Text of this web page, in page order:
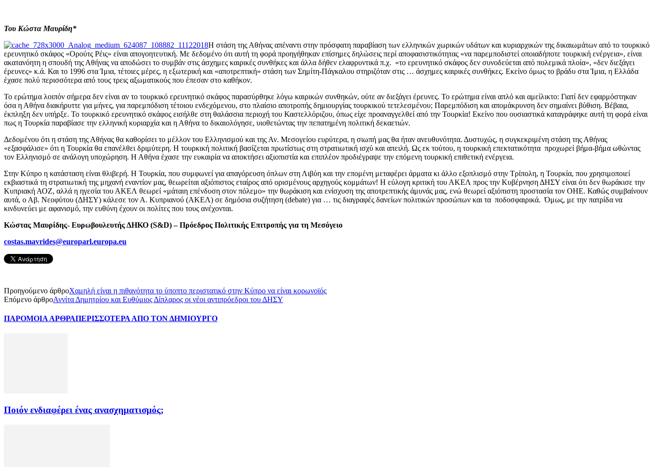
Του Κώστα Μαυρίδη*
Η στάση της Αθήνας απέναντι στην πρόσφατη παραβίαση των ελληνικών χωρικών υδάτων και κυριαρχικών της δικαιωμάτων από το τουρκικό
ερευνητικό σκάφος «Ορούτς Ρέις» είναι απογοητευτική. Με δεδομένο ότι αυτή τη φορά προηγήθηκαν επίσημες δηλώσεις περί αποφασιστικότητας «να παρεμποδιστεί οποιαδήποτε τουρκική ενέργεια», είναι
ακατανόητη η σπουδή της Αθήνας να αποδώσει το συμβάν στις άσχημες καιρικές συνθήκες και άλλα δήθεν ελαφρυντικά π.χ. «το ερευνητικό σκάφος δεν συνοδεύεται από πολεμικά πλοία», «δεν διεξάγει
έρευνες» κ.ά. Και το 1996 στα Ίμια, τέτοιες μέρες, η εξωτερική και «αποτρεπτική» στάση των Σημίτη-Πάγκαλου στηριζόταν στις … άσχημες καιρικές συνθήκες. Εκείνο όμως το βράδυ στα Ίμια, η Ελλάδα
έχασε πολύ περισσότερα από τους τρεις αξωματικούς που έπεσαν στο καθήκον.
Το ερώτημα λοιπόν σήμερα δεν είναι αν το τουρκικό ερευνητικό σκάφος παρασύρθηκε λόγω καιρικών συνθηκών, ούτε αν διεξάγει έρευνες. Το ερώτημα είναι απλό και αμείλικτο: Γιατί δεν εφαρμόστηκαν
όσα η Αθήνα διακήρυττε για μήνες, για παρεμπόδιση τέτοιου ενδεχόμενου, στο πλαίσιο αποτροπής δημιουργίας τουρκικού τετελεσμένου; Παρεμπόδιση και απομάκρυνση δεν σημαίνει βύθιση. Βέβαια,
έκπληξη δεν υπήρξε. Το τουρκικό ερευνητικό σκάφος εισήλθε στη θαλάσσια περιοχή του Καστελλόριζου, όπως είχε προαναγγελθεί από την Τουρκία! Εκείνο που ουσιαστικά καταγράφηκε αυτή τη φορά είναι
πως η Τουρκία παραβίασε την ελληνική κυριαρχία και η Αθήνα το δικαιολόγησε, υιοθετώντας την πεπατημένη πολιτική δεκαετιών.
Δεδομένου ότι η στάση της Αθήνας θα καθορίσει το μέλλον του Ελληνισμού και της Αν. Μεσογείου ευρύτερα, η σιωπή μας θα ήταν ανευθυνότητα. Δυστυχώς, η συγκεκριμένη στάση της Αθήνας
«εξασφάλισε» ότι η Τουρκία θα επανέλθει δριμύτερη. Η τουρκική πολιτική βασίζεται πρωτίστως στη στρατιωτική ισχύ και απειλή. Ως εκ τούτου, η τουρκική επεκτατικότητα προχωρεί βήμα-βήμα ωθώντας
τον Ελληνισμό σε ανάλογη υποχώρηση. Η Αθήνα έχασε την ευκαιρία να αποκτήσει αξιοπιστία και επιπλέον προδιέγραψε την επόμενη τουρκική επιθετική ενέργεια.
Στην Κύπρο η κατάσταση είναι θλιβερή. Η Τουρκία, που συμφωνεί για απαγόρευση όπλων στη Λιβύη και την επομένη μεταφέρει άρματα κι άλλο εξοπλισμό στην Τρίπολη, η Τουρκία, που χρησιμοποιεί
εκβιαστικά τη στρατιωτική της μηχανή εναντίον μας, θεωρείται αξιόπιστος εταίρος από ορισμένους αρχηγούς κομμάτων! Η εύλογη κριτική του ΑΚΕΛ προς την Κυβέρνηση ΔΗΣΥ είναι ότι δεν θωράκισε την
Κυπριακή ΑΟΖ, αλλά η ηγεσία του ΑΚΕΛ θεωρεί «μάταιη επένδυση στον πόλεμο» την θωράκιση και ενίσχυση της αποτρεπτικής άμυνάς μας, ενώ θεωρεί αξιόπιστη προστασία τον ΟΗΕ. Καθώς συμβαίνουν
αυτά, ο Αβ. Νεοφύτου (ΔΗΣΥ) κάλεσε τον Α. Κυπριανού (ΑΚΕΛ) σε δημόσια συζήτηση (debate) για … τις διαγραφές δανείων πολιτικών προσώπων και τα ποδοσφαιρικά. Όμως, με την πατρίδα να
κινδυνεύει με αφανισμό, την ευθύνη έχουν οι πολίτες που τους ανέχονται.
Κώστας Μαυρίδης- Ευρωβουλευτής ΔΗΚΟ (S&D) – Πρόεδρος Πολιτικής Επιτροπής για τη Μεσόγειο
costas.mavrides@europarl.europa.eu
Προηγούμενο άρθροΧαμηλή είναι η πιθανότητα το ύποπτο περιστατικό στην Κύπρο να είναι κορωνοϊός
Επόμενο άρθροΑννίτα Δημητρίου και Ευθύμιος Δίπλαρος οι νέοι αντιπρόεδροι του ΔΗΣΥ
ΠΑΡΟΜΟΙΑ ΑΡΘΡΑΠΕΡΙΣΣΟΤΕΡΑ ΑΠΟ ΤΟΝ ΔΗΜΙΟΥΡΓΟ
Ποιόν ενδιαφέρει ένας ανασχηματισμός;